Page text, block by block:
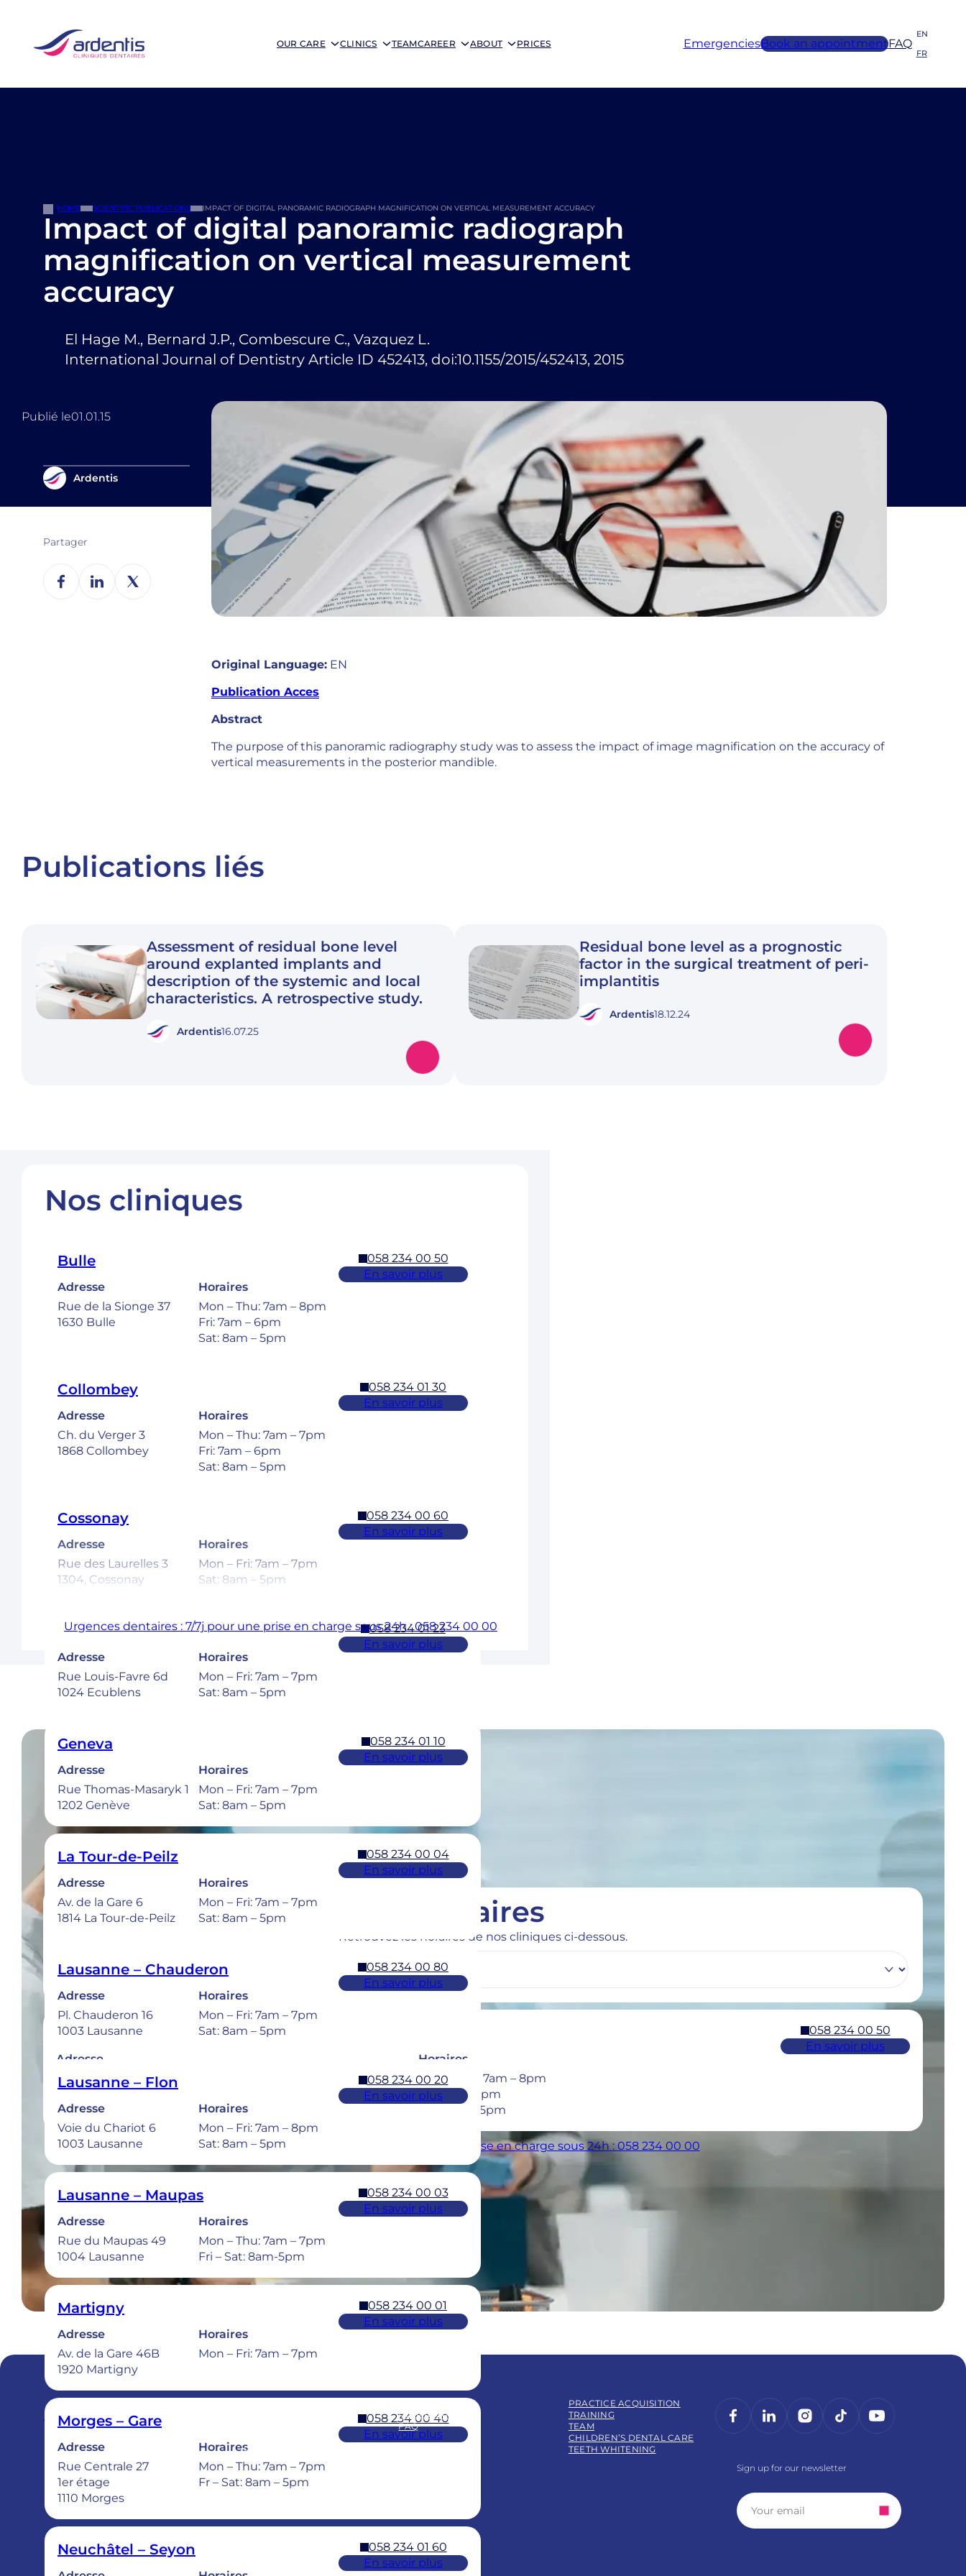
OUR CARE CLINICS TEAMCAREER ABOUT PRICES EmergenciesBook an appointmentFAQ
EN
FR
HOME SCIENTIFIC PUBLICATIONS IMPACT OF DIGITAL PANORAMIC RADIOGRAPH MAGNIFICATION ON VERTICAL MEASUREMENT ACCURACY
Impact of digital panoramic radiograph
magnification on vertical measurement
accuracy
El Hage M., Bernard J.P., Combescure C., Vazquez L.
International Journal of Dentistry Article ID 452413, doi:10.1155/2015/452413, 2015
Publié le01.01.15
Ardentis
Partager
Original Language: EN
Publication Acces
Abstract
The purpose of this panoramic radiography study was to assess the impact of image magnification on the accuracy of
vertical measurements in the posterior mandible.
Publications liés
Assessment of residual bone level
around explanted implants and
description of the systemic and local
characteristics. A retrospective study.
Ardentis16.07.25
Residual bone level as a prognostic
factor in the surgical treatment of peri-
implantitis
Ardentis18.12.24
Nos cliniques
Bulle
Adresse
Rue de la Sionge 37
1630 Bulle
Horaires
Mon – Thu: 7am – 8pm
Fri: 7am – 6pm
Sat: 8am – 5pm
058 234 00 50
En savoir plus
Collombey
Adresse
Ch. du Verger 3
1868 Collombey
Horaires
Mon – Thu: 7am – 7pm
Fri: 7am – 6pm
Sat: 8am – 5pm
058 234 01 30
En savoir plus
Cossonay
Adresse
Rue des Laurelles 3
1304, Cossonay
Horaires
Mon – Fri: 7am – 7pm
Sat: 8am – 5pm
058 234 00 60
En savoir plus
Ecublens – EPFL
Adresse
Rue Louis-Favre 6d
1024 Ecublens
Horaires
Mon – Fri: 7am – 7pm
Sat: 8am – 5pm
058 234 01 23
En savoir plus
Geneva
Adresse
Rue Thomas-Masaryk 1
1202 Genève
Horaires
Mon – Fri: 7am – 7pm
Sat: 8am – 5pm
058 234 01 10
En savoir plus
La Tour-de-Peilz
Adresse
Av. de la Gare 6
1814 La Tour-de-Peilz
Horaires
Mon – Fri: 7am – 7pm
Sat: 8am – 5pm
058 234 00 04
En savoir plus
Lausanne – Chauderon
Adresse
Pl. Chauderon 16
1003 Lausanne
Horaires
Mon – Fri: 7am – 7pm
Sat: 8am – 5pm
058 234 00 80
En savoir plus
Lausanne – Flon
Adresse
Voie du Chariot 6
1003 Lausanne
Horaires
Mon – Fri: 7am – 8pm
Sat: 8am – 5pm
058 234 00 20
En savoir plus
Lausanne – Maupas
Adresse
Rue du Maupas 49
1004 Lausanne
Horaires
Mon – Thu: 7am – 7pm
Fri – Sat: 8am-5pm
058 234 00 03
En savoir plus
Martigny
Adresse
Av. de la Gare 46B
1920 Martigny
Horaires
Mon – Fri: 7am – 7pm
058 234 00 01
En savoir plus
Morges – Gare
Adresse
Rue Centrale 27
1er étage
1110 Morges
Horaires
Mon – Thu: 7am – 7pm
Fr – Sat: 8am – 5pm
058 234 00 40
En savoir plus
Neuchâtel – Seyon
058 234 01 60
En savoir plus
Urgences dentaires : 7/7j pour une prise en charge sous 24h : 058 234 00 00
Horaires
Retrouvez les horaires de nos cliniques ci-dessous.
Bulle
Adresse
Rue de la Sionge 37
1630 Bulle
Horaires
Mon – Thu: 7am – 8pm
Fri: 7am – 6pm
Sat: 8am – 5pm
058 234 00 50
En savoir plus
Urgences dentaires : 7/7j pour une prise en charge sous 24h : 058 234 00 00
Member of
Swiss Dental Clinics
Group
PRICES
PUBLICATIONS
FAQ
PRACTICE ACQUISITION
TRAINING
TEAM
CHILDREN’S DENTAL CARE
TEETH WHITENING
Facebook
LinkedInInstagram
TikTokYouTube
Sign up for our newsletter